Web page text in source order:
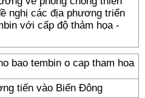
nghị các địa phương triển
với cấp độ thảm họa -
tiến vào Biển Đông